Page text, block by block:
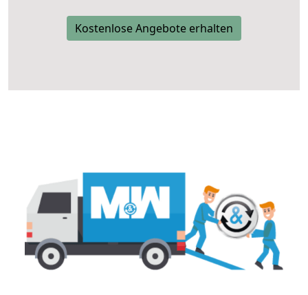
Kostenlose Angebote erhalten